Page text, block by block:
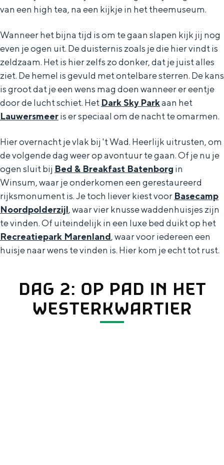
van een high tea, na een kijkje in het theemuseum.
Wanneer het bijna tijd is om te gaan slapen kijk jij nog
even je ogen uit. De duisternis zoals je die hier vindt is
zeldzaam. Het is hier zelfs zo donker, dat je juist alles
ziet. De hemel is gevuld met ontelbare sterren. De kans
is groot dat je een wens mag doen wanneer er eentje
door de lucht schiet. Het Dark Sky Parkaan het
Lauwersmeeris er speciaal om de nacht te omarmen.
Hier overnacht je vlak bij 't Wad. Heerlijk uitrusten, om
de volgende dag weer op avontuur te gaan. Of je nu je
ogen sluit bij Bed & Breakfast Batenborg in
Winsum, waar je onderkomen een gerestaureerd
rijksmonument is. Je toch liever kiest voor Basecamp
Noordpolderzijl, waar vier knusse waddenhuisjes zijn
te vinden. Of uiteindelijk in een luxe bed duikt op het
Recreatiepark Marenland, waar voor iedereen een
huisje naar wens te vinden is. Hier kom je echt tot rust.
DAG 2: OP PAD IN HET
WESTERKWARTIER